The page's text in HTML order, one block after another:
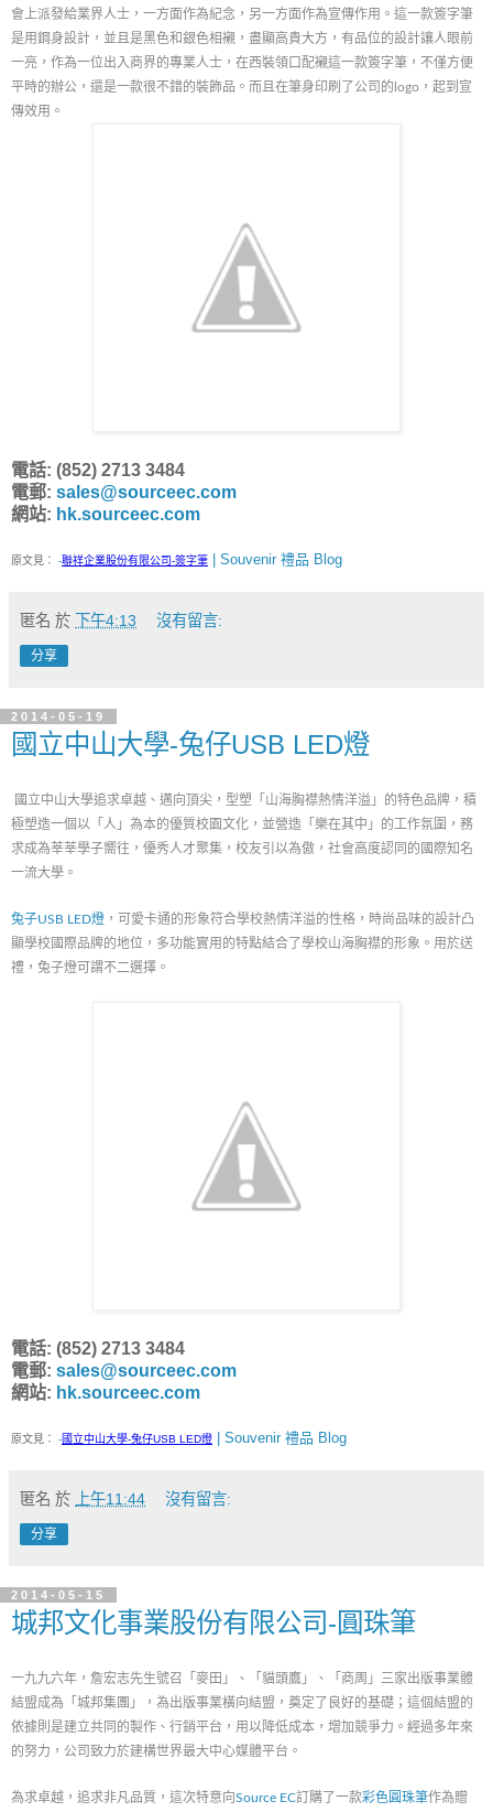
會上派發給業界人士，一方面作為紀念，另一方面作為宣傳作用。這一款簽字筆
是用鋼身設計，並且是黑色和銀色相襯，盡顯高貴大方，有品位的設計讓人眼前
一亮，作為一位出入商界的專業人士，在西裝領口配襯這一款簽字筆，不僅方便
平時的辦公，還是一款很不錯的裝飾品。而且在筆身印刷了公司的logo，起到宣
傳效用。
電話: (852) 2713 3484
電郵: sales@sourceec.com
網站: hk.sourceec.com
原文見： -聯祥企業股份有限公司-簽字筆 | Souvenir 禮品 Blog
匿名 於 下午4:13 沒有留言:
分享
2014-05-19
國立中山大學-兔仔USB LED燈
國立中山大學追求卓越、邁向頂尖，型塑「山海胸襟熱情洋溢」的特色品牌，積
極塑造一個以「人」為本的優質校園文化，並營造「樂在其中」的工作氛圍，務
求成為莘莘學子嚮往，優秀人才聚集，校友引以為傲，社會高度認同的國際知名
一流大學。
兔子USB LED燈 ，可愛卡通的形象符合學校熱情洋溢的性格，時尚品味的設計凸
顯學校國際品牌的地位，多功能實用的特點結合了學校山海胸襟的形象。用於送
禮，兔子燈可謂不二選擇。
電話: (852) 2713 3484
電郵: sales@sourceec.com
網站: hk.sourceec.com
原文見： -國立中山大學-兔仔USB LED燈 | Souvenir 禮品 Blog
匿名 於 上午11:44 沒有留言:
分享
2014-05-15
城邦文化事業股份有限公司-圓珠筆
一九九六年，詹宏志先生號召「麥田」、「貓頭鷹」、「商周」三家出版事業體
結盟成為「城邦集團」，為出版事業橫向結盟，奠定了良好的基礎；這個結盟的
依據則是建立共同的製作、行銷平台，用以降低成本，增加競爭力。經過多年來
的努力，公司致力於建構世界最大中心媒體平台。
為求卓越，追求非凡品質，這次特意向Source EC訂購了一款彩色圓珠筆作為贈